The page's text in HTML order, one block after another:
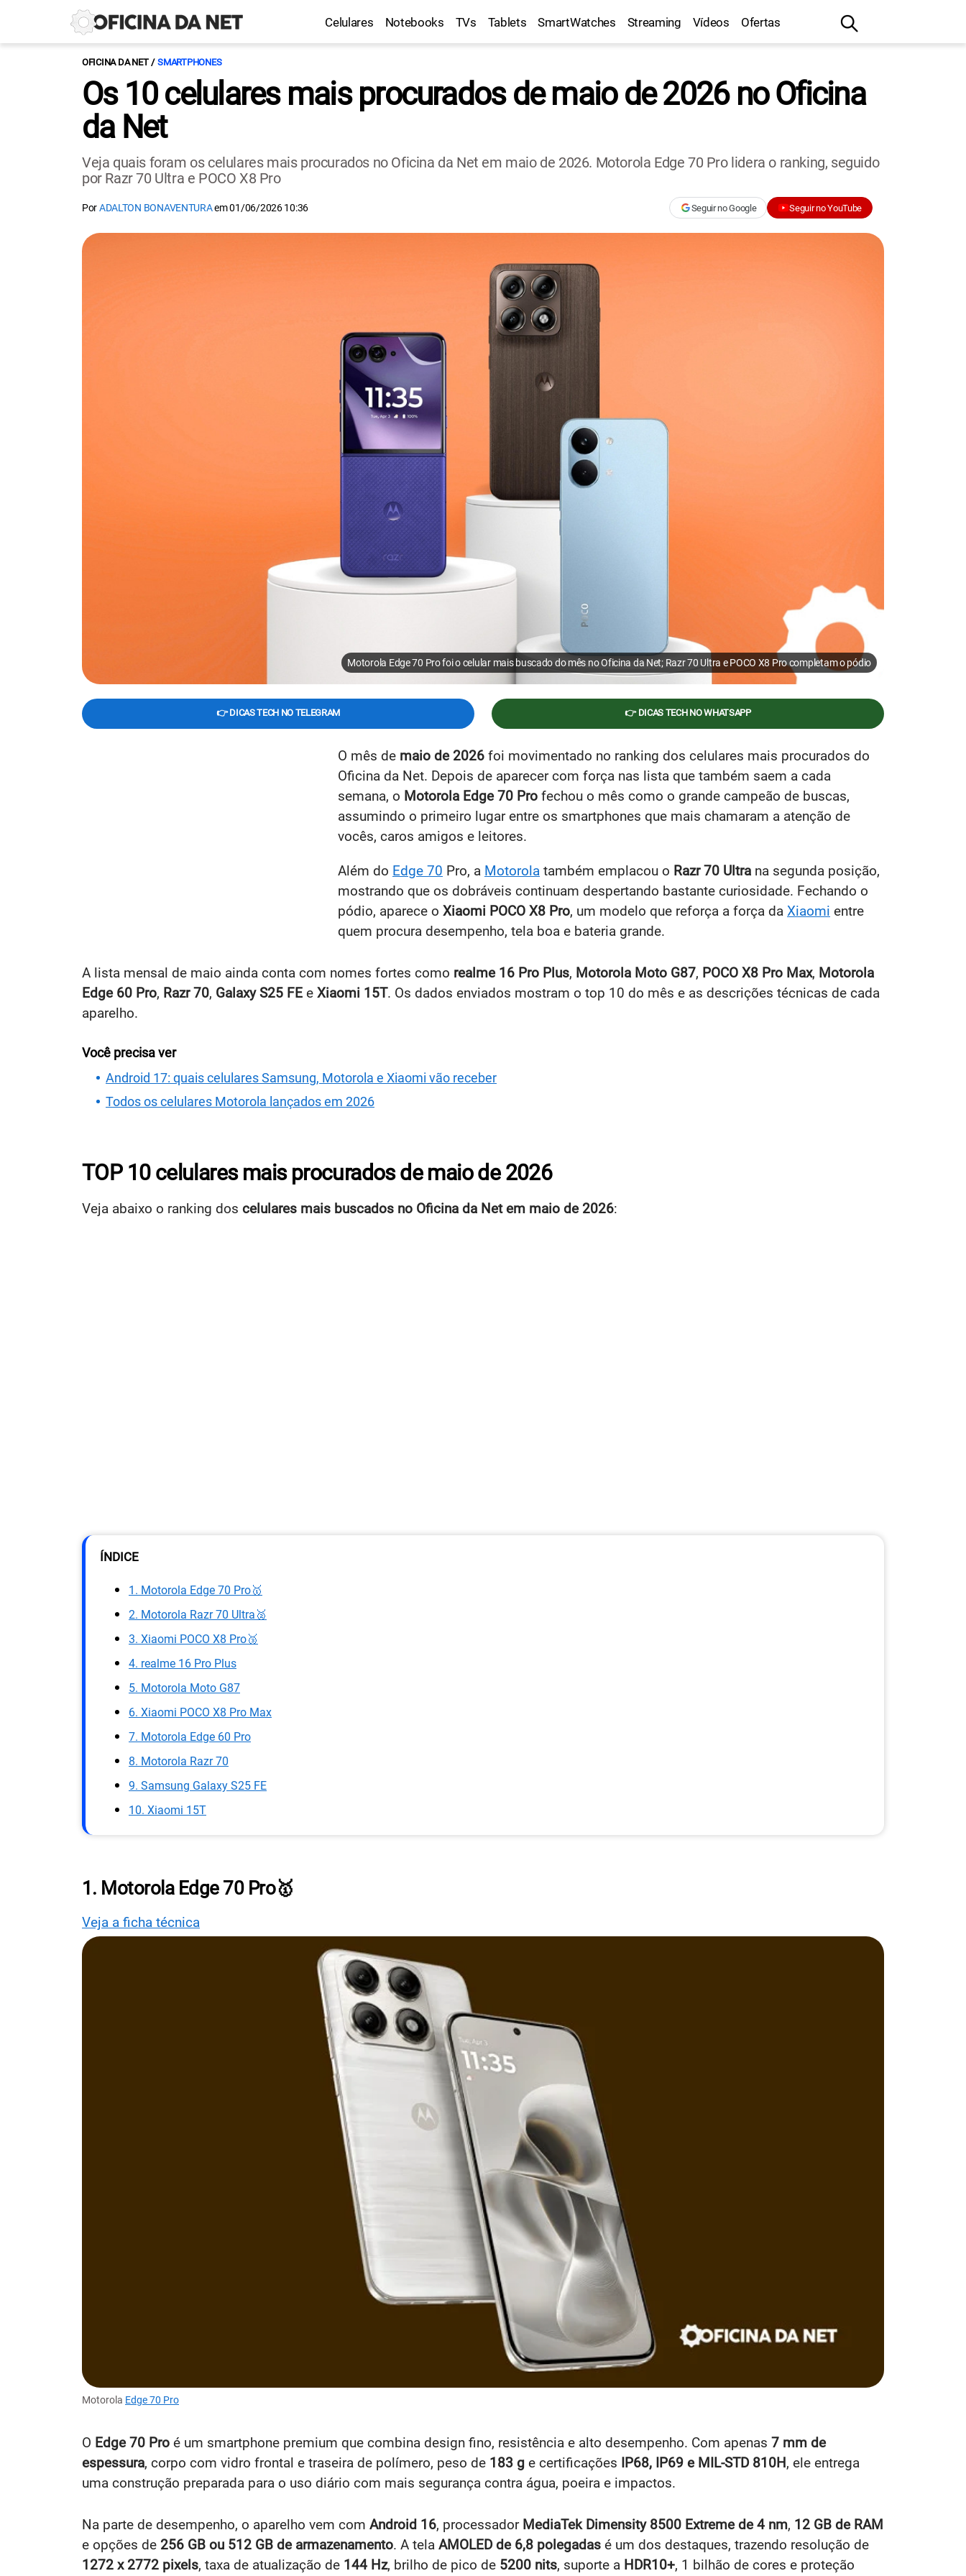
Celulares Notebooks TVs Tablets SmartWatches Streaming Vídeos Ofertas
OFICINA DA NET SMARTPHONES
Os 10 celulares mais procurados de maio de 2026 no Oficina
da Net
Veja quais foram os celulares mais procurados no Oficina da Net em maio de 2026. Motorola Edge 70 Pro lidera o ranking, seguido
por Razr 70 Ultra e POCO X8 Pro
PorADALTON BONAVENTURAem01/06/2026 10:36 Seguir no Google Seguir no YouTube
Motorola Edge 70 Pro foi o celular mais buscado do mês no Oficina da Net; Razr 70 Ultra e POCO X8 Pro completam o pódio
👉 DICAS TECH NO TELEGRAM 👉 DICAS TECH NO WHATSAPP
O mês de maio de 2026 foi movimentado no ranking dos celulares mais procurados do
Oficina da Net. Depois de aparecer com força nas lista que também saem a cada
semana, o Motorola Edge 70 Pro fechou o mês como o grande campeão de buscas,
assumindo o primeiro lugar entre os smartphones que mais chamaram a atenção de
vocês, caros amigos e leitores.
Além do Edge 70 Pro, a Motorola também emplacou o Razr 70 Ultra na segunda posição,
mostrando que os dobráveis continuam despertando bastante curiosidade. Fechando o
pódio, aparece o Xiaomi POCO X8 Pro, um modelo que reforça a força da Xiaomi entre
quem procura desempenho, tela boa e bateria grande.
A lista mensal de maio ainda conta com nomes fortes como realme 16 Pro Plus, Motorola Moto G87, POCO X8 Pro Max, Motorola
Edge 60 Pro, Razr 70, Galaxy S25 FE e Xiaomi 15T. Os dados enviados mostram o top 10 do mês e as descrições técnicas de cada
aparelho.
Você precisa ver
Android 17: quais celulares Samsung, Motorola e Xiaomi vão receber
Todos os celulares Motorola lançados em 2026
TOP 10 celulares mais procurados de maio de 2026
Veja abaixo o ranking dos celulares mais buscados no Oficina da Net em maio de 2026:
ÍNDICE
1. Motorola Edge 70 Pro🥇
2. Motorola Razr 70 Ultra🥈
3. Xiaomi POCO X8 Pro🥉
4. realme 16 Pro Plus
5. Motorola Moto G87
6. Xiaomi POCO X8 Pro Max
7. Motorola Edge 60 Pro
8. Motorola Razr 70
9. Samsung Galaxy S25 FE
10. Xiaomi 15T
1. Motorola Edge 70 Pro🥇
Veja a ficha técnica
Motorola Edge 70 Pro
O Edge 70 Pro é um smartphone premium que combina design fino, resistência e alto desempenho. Com apenas 7 mm de
espessura, corpo com vidro frontal e traseira de polímero, peso de 183 g e certificações IP68, IP69 e MIL-STD 810H, ele entrega
uma construção preparada para o uso diário com mais segurança contra água, poeira e impactos.
Na parte de desempenho, o aparelho vem com Android 16, processador MediaTek Dimensity 8500 Extreme de 4 nm, 12 GB de RAM
e opções de 256 GB ou 512 GB de armazenamento. A tela AMOLED de 6,8 polegadas é um dos destaques, trazendo resolução de
1272 x 2772 pixels, taxa de atualização de 144 Hz, brilho de pico de 5200 nits, suporte a HDR10+, 1 bilhão de cores e proteção